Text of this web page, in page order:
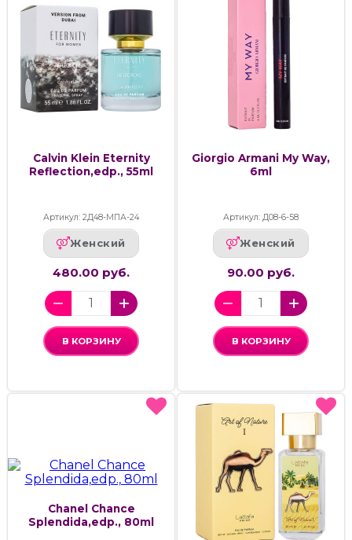
Calvin Klein Eternity
Reflection,edp., 55ml
Артикул: 2Д48-МПА-24
Женский
480.00 руб.
В КОРЗИНУ
Giorgio Armani My Way,
6ml
Артикул: Д08-6-58
Женский
90.00 руб.
В КОРЗИНУ
Chanel Chance
Splendida,edp., 80ml